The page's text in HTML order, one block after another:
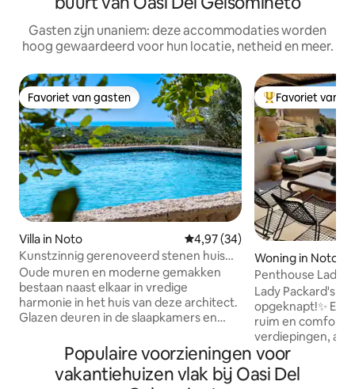
Gasten zijn unaniem: deze accommodaties worden
hoog gewaardeerd voor hun locatie, netheid en meer.
Favoriet van gasten
Favoriet van gasten
Villa in Noto Gemiddelde beoordeling van
4,97 (34)
Kunstzinnig gerenoveerd stenen huis
met uitzicht op de stad Noto
Oude muren en moderne gemakken
bestaan naast elkaar in vredige
harmonie in het huis van deze architect.
Glazen deuren in de slaapkamers en
landschap. Dineer buiten op een
beschutte patio en neem een duik in
een zwembad met uitzicht. Le Casuzze
Topfavoriet van
Favoriet van
Woning in Noto
Penthouse Lady
Lady Packard's
opgeknapt!✨
ruim en
verdiepingen,
vanwege de
waarop het is
Populaire voorzieningen voor
vakantiehuizen vlak bij Oasi Del